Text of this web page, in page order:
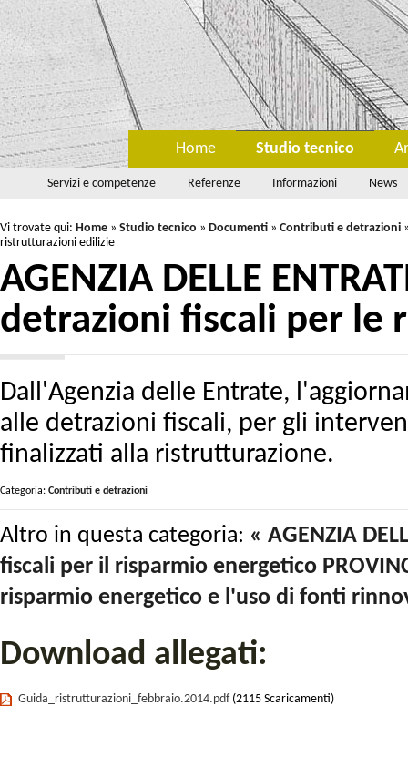
Home Studio tecnico
Servizi e competenze Referenze Informazioni News
Vi trovate qui: Home » Studio tecnico » Documenti » Contributi e detrazioni
ristrutturazioni edilizie
AGENZIA DELLE
detrazioni fiscali per le
Dall'Agenzia delle Entrate,
alle detrazioni fiscali, per gli
finalizzati alla ristrutturazione.
Categoria: Contributi e detrazioni
Altro in questa categoria: « AGENZIA
fiscali per il risparmio energetico
risparmio energetico e l'uso di fonti
Download allegati:
Guida_ristrutturazioni_febbraio.2014.pdf (2115 Scaricamenti)